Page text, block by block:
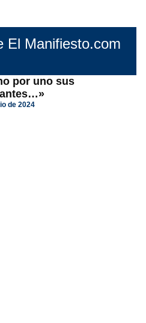
El Manifiesto.com
por uno sus
de 2024